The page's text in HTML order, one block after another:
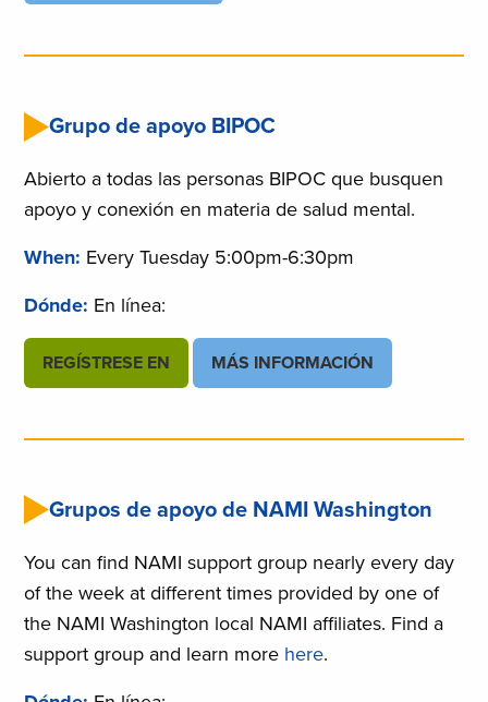
Grupo de apoyo BIPOC
Abierto a todas las personas BIPOC que busquen
apoyo y conexión en materia de salud mental.
When: Every Tuesday 5:00pm-6:30pm
Dónde: En línea:
REGÍSTRESE EN MÁS INFORMACIÓN
Grupos de apoyo de NAMI Washington
You can find NAMI support group nearly every day
of the week at different times provided by one of
the NAMI Washington local NAMI affiliates. Find a
support group and learn more here.